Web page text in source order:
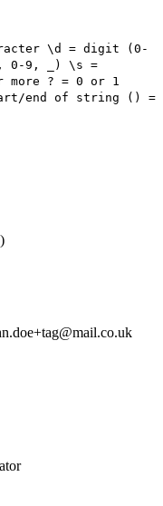
\d = digit (0-
0-9, _) \s =
more ? = 0 or 1
end of string () =